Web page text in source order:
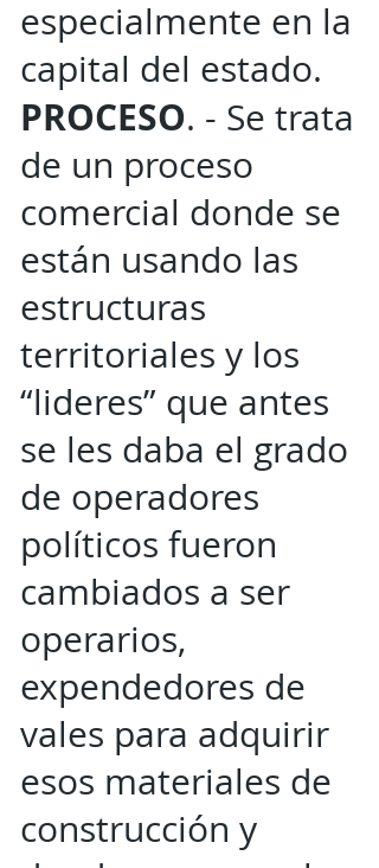
especialmente en la
capital del estado.
PROCESO. - Se trata
de un proceso
comercial donde se
están usando las
estructuras
territoriales y los
“lideres” que antes
se les daba el grado
de operadores
políticos fueron
cambiados a ser
operarios,
expendedores de
vales para adquirir
esos materiales de
construcción y